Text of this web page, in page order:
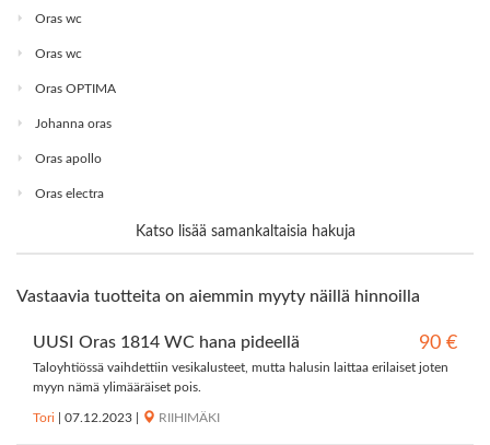
Oras wc
Oras wc
Oras OPTIMA
Johanna oras
Oras apollo
Oras electra
Katso lisää samankaltaisia hakuja
Vastaavia tuotteita on aiemmin myyty näillä hinnoilla
UUSI Oras 1814 WC hana pideellä 90 €
Taloyhtiössä vaihdettiin vesikalusteet, mutta halusin laittaa erilaiset joten
myyn nämä ylimääräiset pois.
Tori 07.12.2023 RIIHIMÄKI